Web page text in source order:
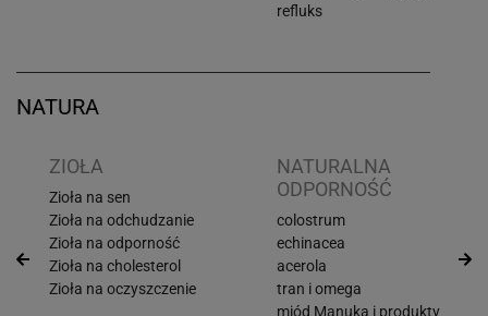
refluks
NATURA
ZIOŁA
Zioła na sen
Zioła na odchudzanie
Zioła na odporność
Zioła na cholesterol
Zioła na oczyszczenie
NATURALNA
ODPORNOŚĆ
colostrum
echinacea
acerola
tran i omega
miód Manuka i produkty